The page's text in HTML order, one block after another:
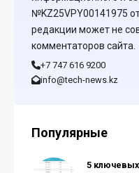
№KZ25VPY00141975
редакции может не
комментаторов сайта.
+7 747 616 9200
info@tech-news.kz
Популярные
5